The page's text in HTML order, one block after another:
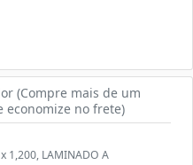
(Compre mais de um
economize no frete)
1,200, LAMINADO A